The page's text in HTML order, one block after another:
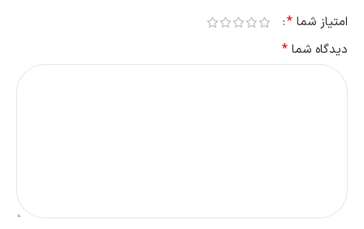
امتیاز شما *
دیدگاه شما *